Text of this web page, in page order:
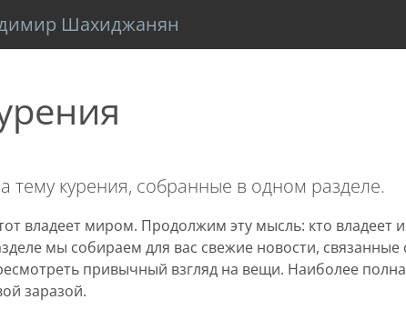
Шахиджанян
курения, собранные в одном разделе.
владеет миром. Продолжим эту мысль: кто владеет
мы собираем для вас свежие новости,
привычный взгляд на вещи. Наиболее
заразой.